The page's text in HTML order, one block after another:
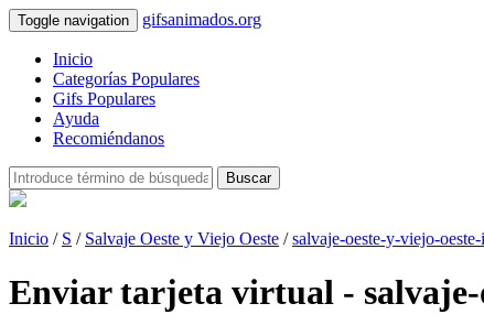
Toggle navigation gifsanimados.org
Inicio
Categorías Populares
Gifs Populares
Ayuda
Recomiéndanos
Buscar
Inicio / S / Salvaje Oeste y Viejo Oeste /salvaje-oeste-y-viejo-
Enviar tarjeta virtual - salvaje-